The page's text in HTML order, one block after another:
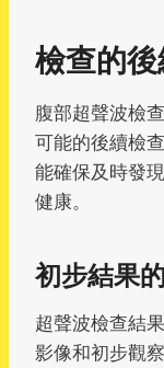
檢查的
腹部超聲波檢
可能的後續檢
能確保及時發
健康。
初步結果
超聲波檢查結
影像和初步觀